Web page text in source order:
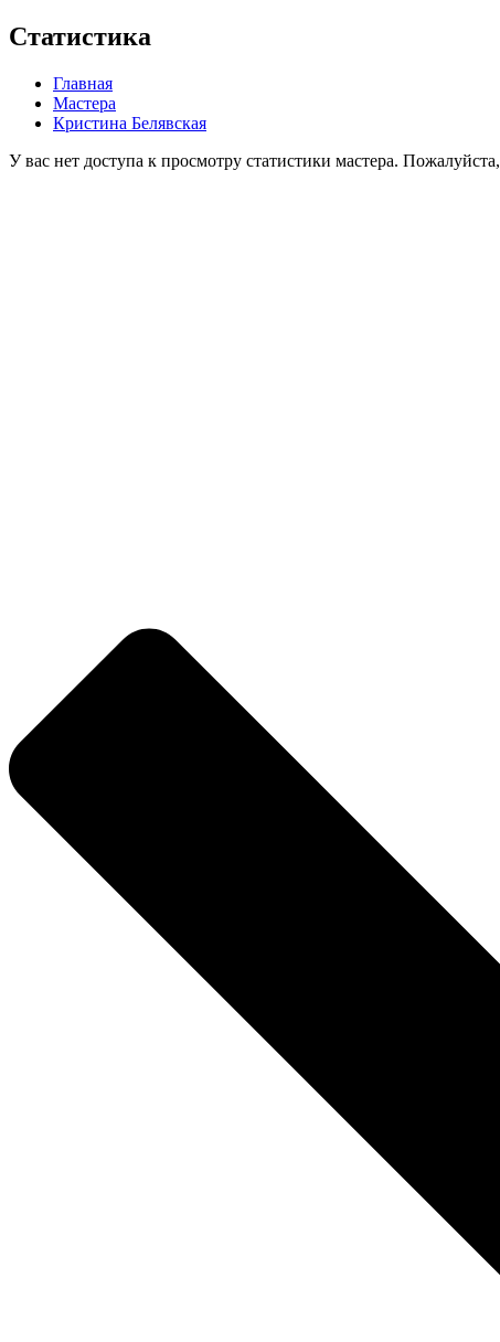
Статистика
Главная
Мастера
Кристина Белявская
У вас нет доступа к просмотру статистики мастера. Пожалуйста,